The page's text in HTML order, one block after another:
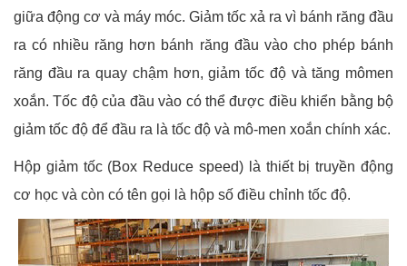
giữa động cơ và máy móc. Giảm tốc xả ra vì bánh răng đầu
ra có nhiều răng hơn bánh răng đầu vào cho phép bánh
răng đầu ra quay chậm hơn, giảm tốc độ và tăng mômen
xoắn. Tốc độ của đầu vào có thể được điều khiển bằng bộ
giảm tốc độ để đầu ra là tốc độ và mô-men xoắn chính xác.
Hộp giảm tốc (Box Reduce speed) là thiết bị truyền động
cơ học và còn có tên gọi là hộp số điều chỉnh tốc độ.